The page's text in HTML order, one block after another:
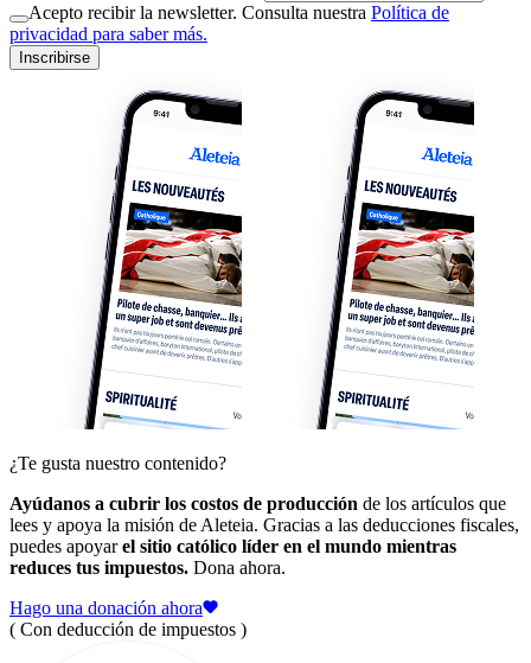
Acepto recibir la newsletter. Consulta nuestra Política de
privacidad para saber más.
Inscribirse
¿Te gusta nuestro contenido?
Ayúdanos a cubrir los costos de producción de los artículos que
lees y apoya la misión de Aleteia. Gracias a las deducciones fiscales,
puedes apoyarel sitio católico líder en el mundo mientras
reduces tus impuestos. Dona ahora.
Hago una donación ahora
( Con deducción de impuestos )